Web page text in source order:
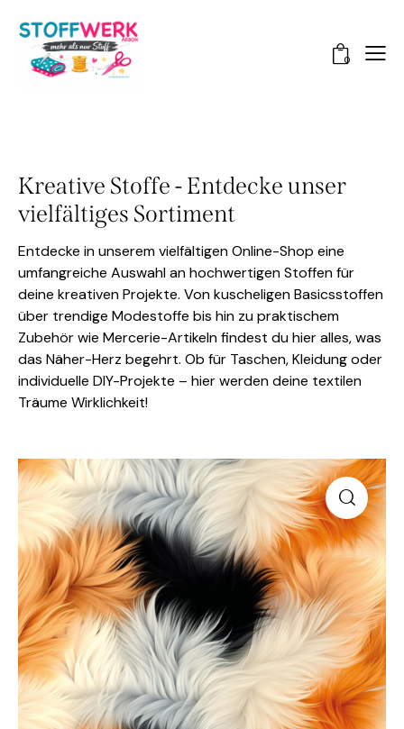
0
Kreative Stoffe - Entdecke unser
vielfältiges Sortiment
Entdecke in unserem vielfältigen Online-Shop eine
umfangreiche Auswahl an hochwertigen Stoffen für
deine kreativen Projekte. Von kuscheligen Basicsstoffen
über trendige Modestoffe bis hin zu praktischem
Zubehör wie Mercerie-Artikeln findest du hier alles, was
das Näher-Herz begehrt. Ob für Taschen, Kleidung oder
individuelle DIY-Projekte – hier werden deine textilen
Träume Wirklichkeit!